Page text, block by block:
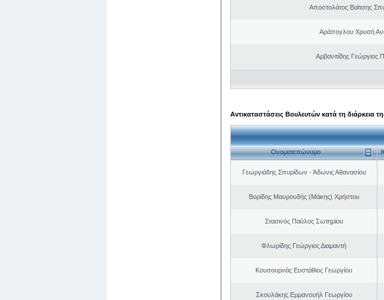
Αποστολάτος Βαϊτσης
Αράπογλου Χρυσή
Αρβανιτίδης Γεώργιος
Αντικαταστάσεις Βουλευτών κατά τη διάρκεια
Ονοματεπώνυμο
Γεωργιάδης Σπυρίδων - Άδωνις Αθανασίου
Βορίδης Μαυρουδής (Μάκης) Χρήστου
Στασινός Παύλος Σωτηρίου
Φλωρίδης Γεώργιος Διαμαντή
Κουσουρνάς Ευστάθιος Γεωργίου
Σκουλάκης Εμμανουήλ Γεωργίου